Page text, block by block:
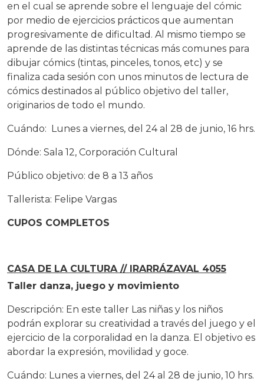
en el cual se aprende sobre el lenguaje del cómic
por medio de ejercicios prácticos que aumentan
progresivamente de dificultad. Al mismo tiempo se
aprende de las distintas técnicas más comunes para
dibujar cómics (tintas, pinceles, tonos, etc) y se
finaliza cada sesión con unos minutos de lectura de
cómics destinados al público objetivo del taller,
originarios de todo el mundo.
Cuándo: Lunes a viernes, del 24 al 28 de junio, 16 hrs.
Dónde: Sala 12, Corporación Cultural
Público objetivo: de 8 a 13 años
Tallerista: Felipe Vargas
CUPOS COMPLETOS
CASA DE LA CULTURA // IRARRÁZAVAL 4055
Taller danza, juego y movimiento
Descripción: En este taller Las niñas y los niños
podrán explorar su creatividad a través del juego y el
ejercicio de la corporalidad en la danza. El objetivo es
abordar la expresión, movilidad y goce.
Cuándo: Lunes a viernes, del 24 al 28 de junio, 10 hrs.